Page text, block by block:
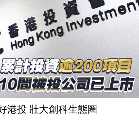
港投 壯大創科生態圈